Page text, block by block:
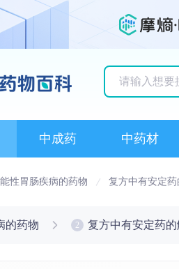
中成药 中药材
性胃肠疾病的药物 复方中有安定
的药物 2 复方中有安定药